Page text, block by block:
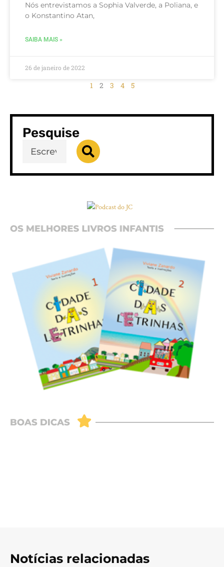
Nós entrevistamos a Sophia Valverde, a Poliana, e
o Konstantino Atan,
SAIBA MAIS »
26 de janeiro de 2022
1 2 3 4 5
Pesquise
Notícias relacionadas